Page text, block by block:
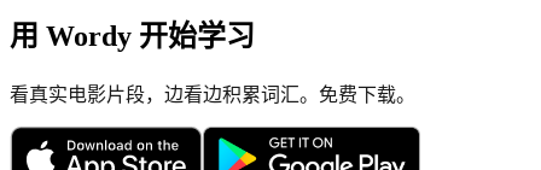
用 Wordy 开始学习
看真实电影片段，边看边积累词汇。免费下载。